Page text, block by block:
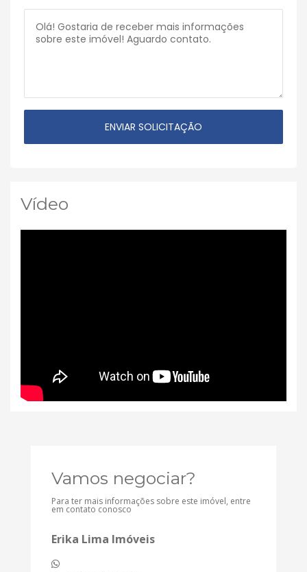
Vídeo
Vamos negociar?
Para ter mais informações sobre este imóvel, entre
em contato conosco
Erika Lima Imóveis